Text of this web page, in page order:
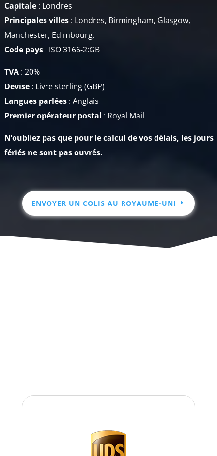
Capitale : Londres
Principales villes : Londres, Birmingham, Glasgow,
Manchester, Edimbourg.
Code pays : ISO 3166-2:GB
TVA : 20%
Devise : Livre sterling(GBP)
Langues parlées : Anglais
Premier opérateur postal : Royal Mail
N’oubliez pas que pour le calcul de vos délais, les jours
fériés ne sont pas ouvrés.
ENVOYER UN COLIS AU ROYAUME-UNI